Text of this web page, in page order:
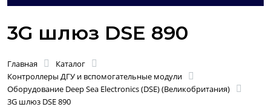
3G шлюз DSE 890
Главная
Каталог
Контроллеры ДГУ и вспомогательные модули
Оборудование Deep Sea Electronics (DSE) (Великобритания)
3G шлюз DSE 890